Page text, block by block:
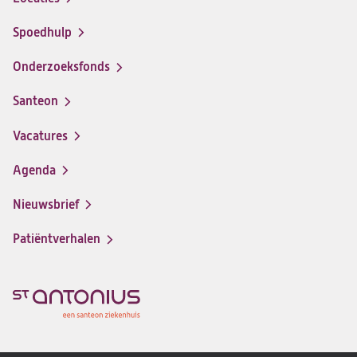
Spoedhulp
Onderzoeksfonds
Santeon
(opent
in
nieuwe
Vacatures
(opent
in
nieuwe
Agenda
Nieuwsbrief
Patiëntverhalen